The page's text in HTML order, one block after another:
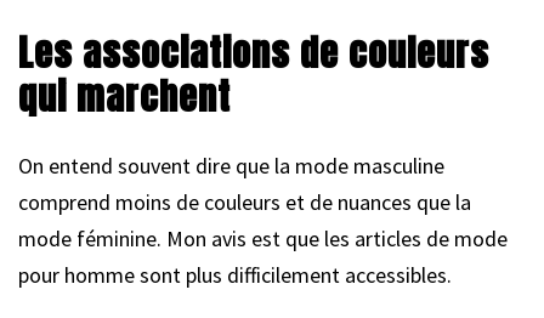
Les associations de couleurs
qui marchent
On entend souvent dire que la mode masculine
comprend moins de couleurs et de nuances que la
mode féminine. Mon avis est que les articles de mode
pour homme sont plus difficilement accessibles.